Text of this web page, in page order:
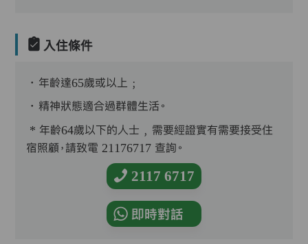
入住條件
．年齡達65歲或以上﹔
．精神狀態適合過群體生活。
* 年齡64歲以下的人士﹐需要經證實有需要接受住
宿照顧，請致電 21176717 查詢。
2117 6717
即時對話